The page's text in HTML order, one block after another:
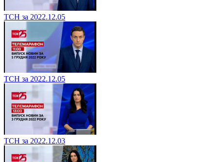
ТСН за 2022.12.05
ТСН за 2022.12.05
ТСН за 2022.12.03